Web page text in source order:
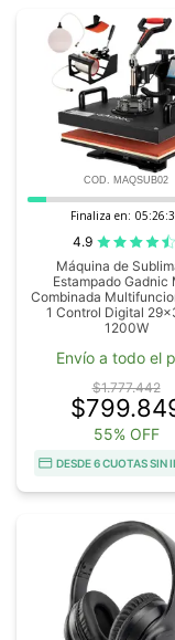
COD. MAQSUB02
Finaliza en:
4.9
Máquina de
Estampado Gadnic
Combinada
1 Control Digital
1200W
Envío a todo el
$1.777.442
55% OFF
DESDE 6 CUOTAS SIN